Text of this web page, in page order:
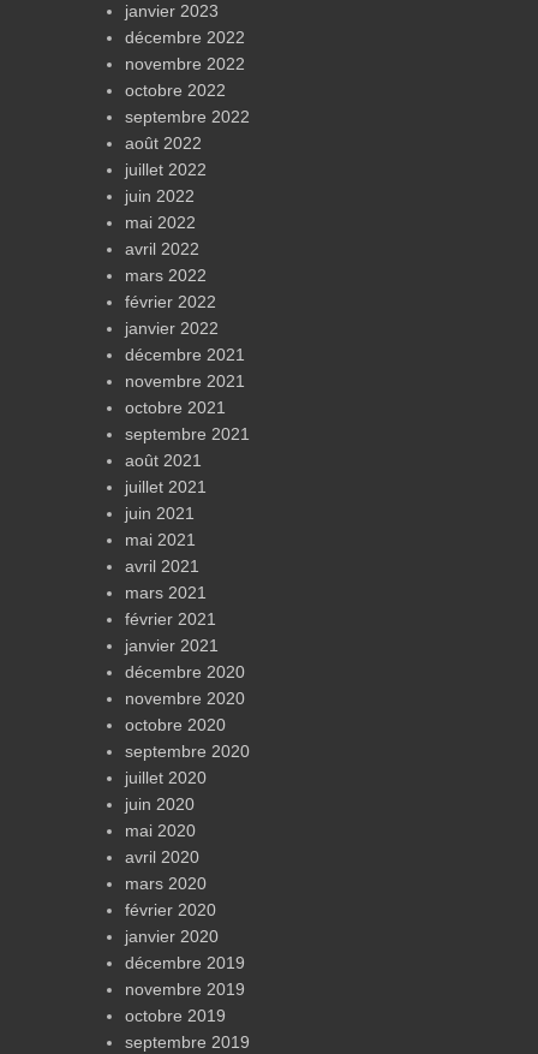
janvier 2023
décembre 2022
novembre 2022
octobre 2022
septembre 2022
août 2022
juillet 2022
juin 2022
mai 2022
avril 2022
mars 2022
février 2022
janvier 2022
décembre 2021
novembre 2021
octobre 2021
septembre 2021
août 2021
juillet 2021
juin 2021
mai 2021
avril 2021
mars 2021
février 2021
janvier 2021
décembre 2020
novembre 2020
octobre 2020
septembre 2020
juillet 2020
juin 2020
mai 2020
avril 2020
mars 2020
février 2020
janvier 2020
décembre 2019
novembre 2019
octobre 2019
septembre 2019